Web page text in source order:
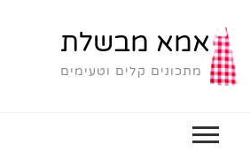
אמא מבשלת
מתכונים קלים וטעימים